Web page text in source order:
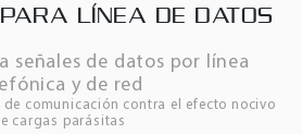
LÍNEA DE DATOS
señales de datos por línea
y de red
de comunicación contra el efecto nocivo
cargas parásitas